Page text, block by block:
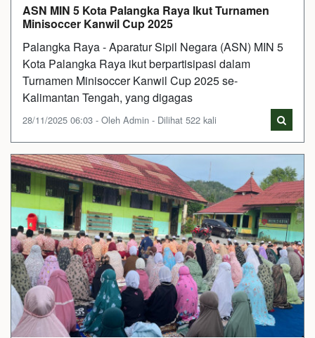
ASN MIN 5 Kota Palangka Raya Ikut Turnamen
Minisoccer Kanwil Cup 2025
Palangka Raya - Aparatur Sipil Negara (ASN) MIN 5
Kota Palangka Raya ikut berpartisipasi dalam
Turnamen Minisoccer Kanwil Cup 2025 se-
Kalimantan Tengah, yang digagas
28/11/2025 06:03 - Oleh Admin - Dilihat 522 kali